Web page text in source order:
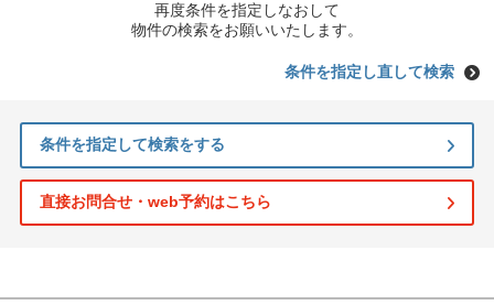
再度条件を指定しなおして
物件の検索をお願いいたします。
条件を指定し直して検索
条件を指定して検索をする
直接お問合せ・web予約はこちら